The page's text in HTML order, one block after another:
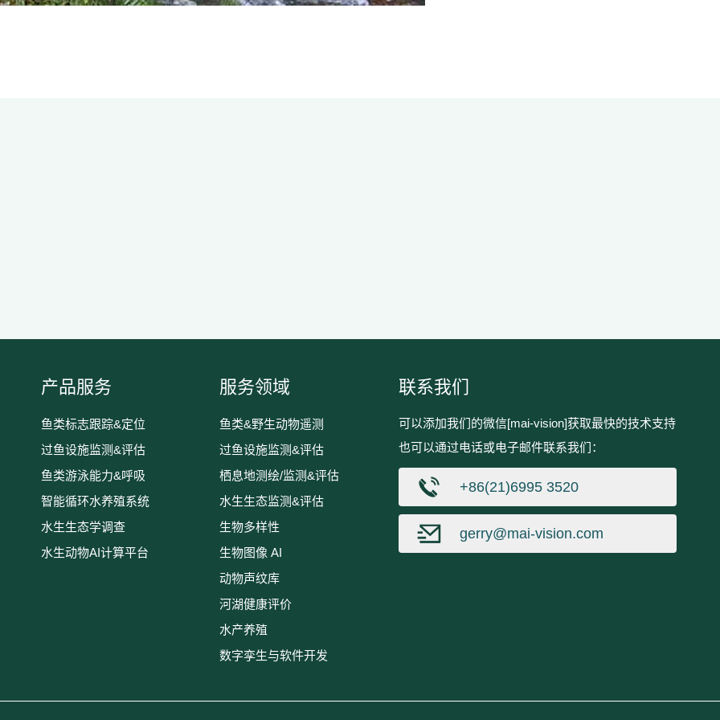
产品服务
鱼类标志跟踪&定位
过鱼设施监测&评估
鱼类游泳能力&呼吸
智能循环水养殖系统
水生生态学调查
水生动物AI计算平台
服务领域
鱼类&野生动物遥测
过鱼设施监测&评估
栖息地测绘/监测&评估
水生生态监测&评估
生物多样性
生物图像 AI
动物声纹库
河湖健康评价
水产养殖
数字孪生与软件开发
联系我们
可以添加我们的微信[mai-vision]获取最快的技术支持
也可以通过电话或电子邮件联系我们：
+86(21)6995 3520
gerry@mai-vision.com